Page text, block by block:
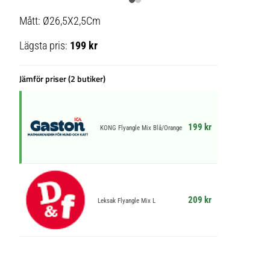
Mått: Ø26,5X2,5Cm
Lägsta pris: 199 kr
Jämför priser (2 butiker)
KONG Flyangle Mix Blå/Orange 199 kr
Leksak Flyangle Mix L 209 kr